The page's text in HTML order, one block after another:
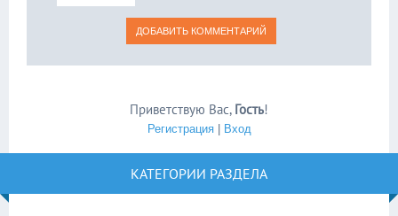
Приветствую Вас, Гость!
Регистрация| Вход
КАТЕГОРИИ РАЗДЕЛА